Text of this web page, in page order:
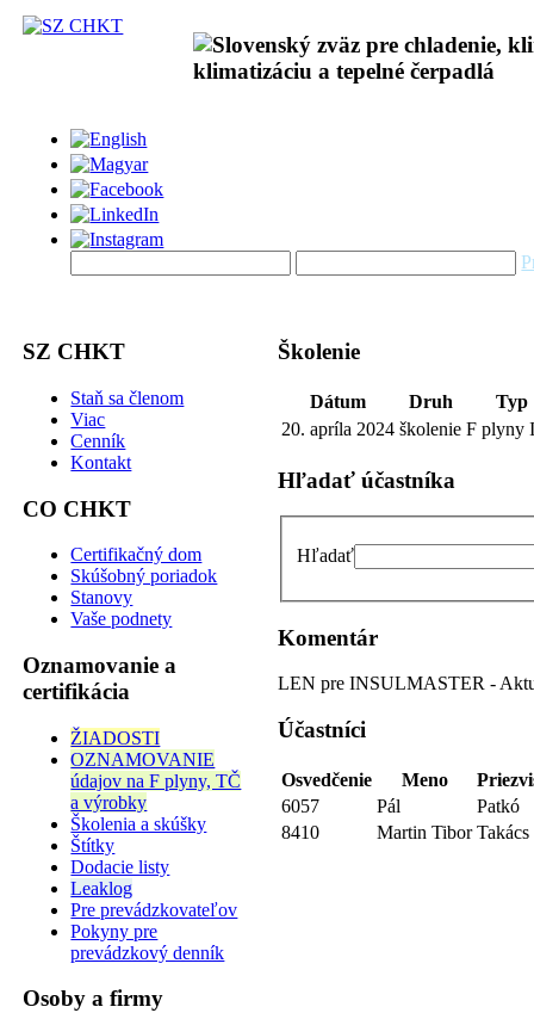
SZ CHKT
Staň sa členom
Viac
Cenník
Kontakt
CO CHKT
Certifikačný dom
Skúšobný poriadok
Stanovy
Vaše podnety
Oznamovanie a
certifikácia
ŽIADOSTI
OZNAMOVANIE
údajov na F plyny, TČ
a výrobky
Školenia a skúšky
Štítky
Dodacie listy
Leaklog
Pre prevádzkovateľov
Pokyny pre
prevádzkový denník
Osoby a firmy
Školenie
Dátum Druh
Typ
20. apríla 2024 školenie F plyny
Hľadať účastníka
Hľadať
Komentár
LEN pre INSULMASTER -
Účastníci
Osvedčenie Meno
6057
Pál
Patkó
8410
Martin Tibor Takács